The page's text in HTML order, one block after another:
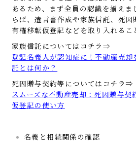
あるため、まず全員の認識を揃えま
らば、遺言書作成や家族信託、死
有権移転仮登記などを取り入れるこ
家族信託についてはコチラ⇒
登記名義人が認知症に！不動産売
託とは何か？
死因贈与契約等についてはコチラ⇒
スムーズな不動産売却：死因贈与契
仮登記の使い方
名義と相続関係の確認